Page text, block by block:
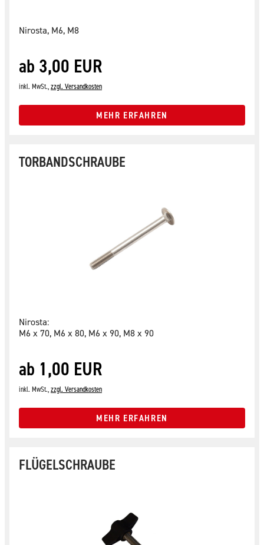
Nirosta, M6, M8
ab 3,00 EUR
inkl. MwSt.,zzgl. Versandkosten
MEHR ERFAHREN
TORBANDSCHRAUBE
Nirosta:
M6 x 70, M6 x 80, M6 x 90, M8 x 90
ab 1,00 EUR
inkl. MwSt.,zzgl. Versandkosten
MEHR ERFAHREN
FLÜGELSCHRAUBE